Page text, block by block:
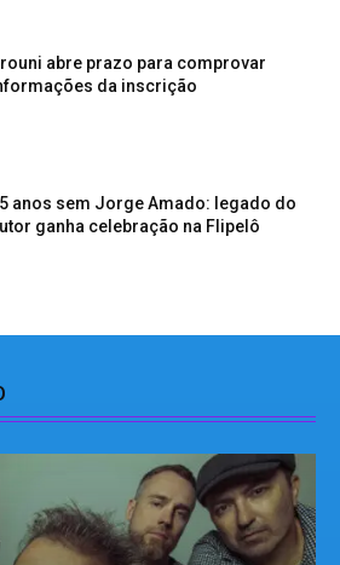
abre prazo para comprovar
da inscrição
anos sem Jorge Amado: legado do
ganha celebração na Flipelô